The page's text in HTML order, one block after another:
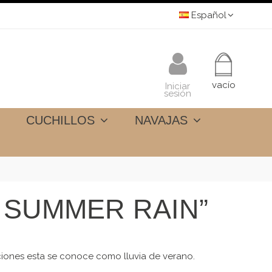
Español
vacío
Iniciar
sesión
CUCHILLOS
NAVAJAS
RAIN”
esta se conoce como lluvia de verano.